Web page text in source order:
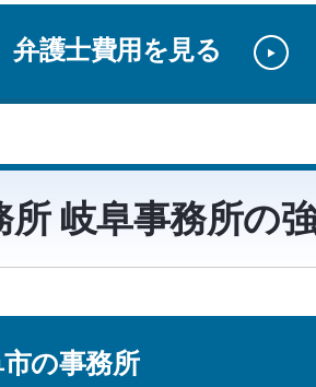
弁護士費用を見る
所 岐阜事務所の
の事務所